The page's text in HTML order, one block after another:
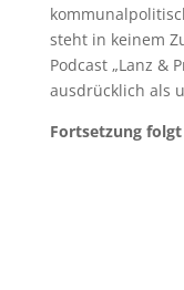
steht in keinem
Podcast „Lanz &
ausdrücklich als
Fortsetzung folgt